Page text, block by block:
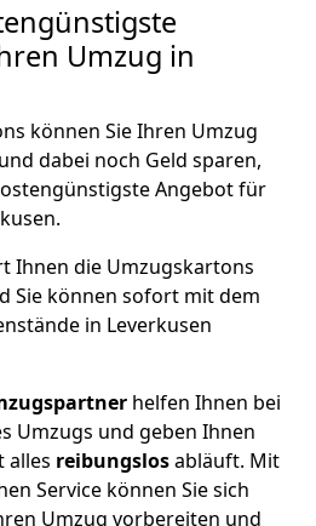
Umzug in
können Sie Ihren Umzug
dabei noch Geld sparen,
Angebot für
Ihnen die Umzugskartons
Sie können sofort mit dem
in Leverkusen
helfen Ihnen bei
Umzugs und geben Ihnen
alles reibungslosabläuft. Mit
Service können Sie sich
Umzug vorbereiten und